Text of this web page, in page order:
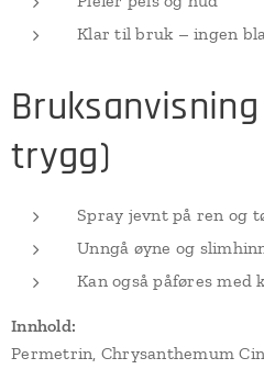
Klar til bruk – ingen
trygg)
Spray jevnt på ren og
Unngå øyne og
Kan også påføres med
Innhold:
Permetrin, Chrysanthemum